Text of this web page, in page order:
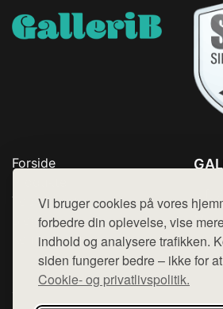
Vi bruger cookies på vores
forbedre din oplevelse, vise
indhold og analysere trafikken.
siden fungerer bedre – ikke for
Cookie- og privatlivspolitik.
Forside
Top Rabatter
Blog
Kontakt